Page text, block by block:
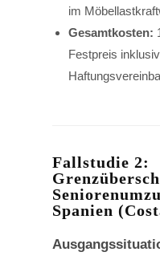
im
Gesamtkosten:
Festpreis
Fallstudie 2:
Spanien